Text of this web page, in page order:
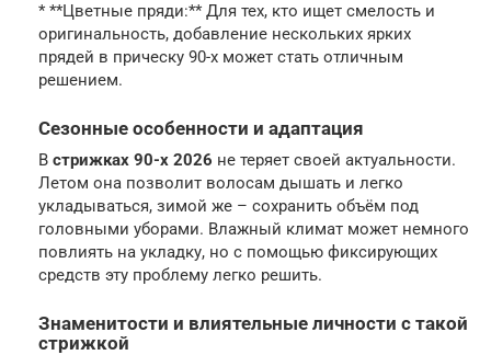
* **Цветные пряди:** Для тех, кто ищет смелость и
оригинальность, добавление нескольких ярких
прядей в прическу 90-х может стать отличным
решением.
Сезонные особенности и адаптация
В стрижках 90-х 2026 не теряет своей актуальности.
Летом она позволит волосам дышать и легко
укладываться, зимой же – сохранить объём под
головными уборами. Влажный климат может немного
повлиять на укладку, но с помощью фиксирующих
средств эту проблему легко решить.
Знаменитости и влиятельные личности с такой
стрижкой